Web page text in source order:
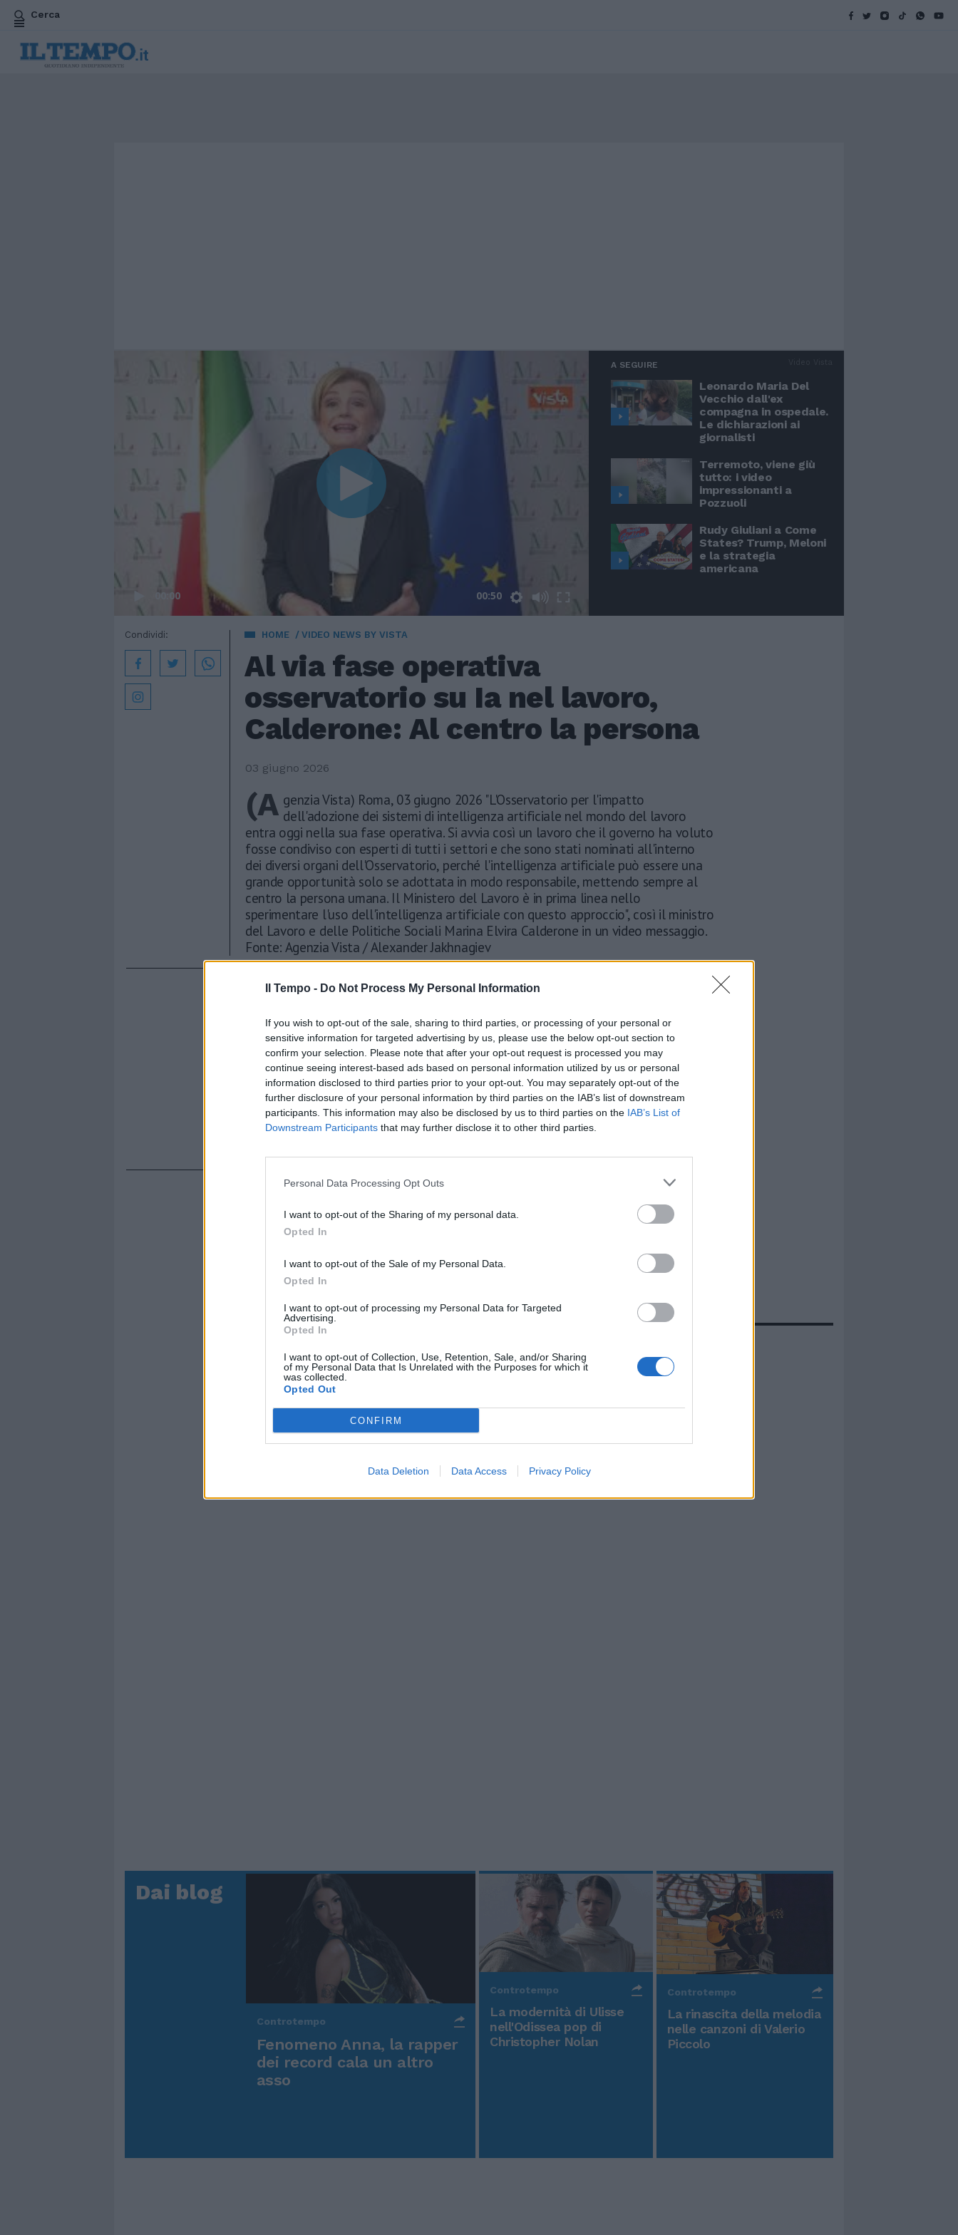
Il Tempo - Do Not Process My Personal Information
If you wish to opt-out of the sale, sharing to third parties, or processing of your personal or
sensitive information for targeted advertising by us, please use the below opt-out section to
confirm your selection. Please note that after your opt-out request is processed you may
continue seeing interest-based ads based on personal information utilized by us or personal
information disclosed to third parties prior to your opt-out. You may separately opt-out of the
further disclosure of your personal information by third parties on the IAB’s list of downstream
participants. This information may also be disclosed by us to third parties on the IAB’s List of
Downstream Participants that may further disclose it to other third parties.
Personal Data Processing Opt Outs
I want to opt-out of the Sharing of my personal data.
Opted In
I want to opt-out of the Sale of my Personal Data.
Opted In
I want to opt-out of processing my Personal Data for Targeted
Advertising.
Opted In
I want to opt-out of Collection, Use, Retention, Sale, and/or Sharing
of my Personal Data that Is Unrelated with the Purposes for which it
was collected.
Opted Out
CONFIRM
Data Deletion Data Access Privacy Policy
Cerca
00:00 00:50
A SEGUIRE
Leonardo Maria Del
Vecchio dall'ex
compagna in ospedale.
Le dichiarazioni ai
giornalisti
Terremoto, viene giù
tutto: i video
impressionanti a
Pozzuoli
Rudy Giuliani a Come
States? Trump, Meloni
e la strategia
americana
HOME VIDEO NEWS BY VISTA
Al via fase operativa
osservatorio su Ia nel lavoro,
Calderone: Al centro la persona
03 giugno 2026
Condividi:
(A genzia Vista) Roma, 03 giugno 2026 "L'Osservatorio per l'impatto
dell'adozione dei sistemi di intelligenza artificiale nel mondo del lavoro
entra oggi nella sua fase operativa. Si avvia così un lavoro che il governo ha voluto
fosse condiviso con esperti di tutti i settori e che sono stati nominati all'interno
dei diversi organi dell'Osservatorio, perché l'intelligenza artificiale può essere una
grande opportunità solo se adottata in modo responsabile, mettendo sempre al
centro la persona umana. Il Ministero del Lavoro è in prima linea nello
sperimentare l'uso dell'intelligenza artificiale con questo approccio", così il ministro
del Lavoro e delle Politiche Sociali Marina Elvira Calderone in un video messaggio.
Fonte: Agenzia Vista / Alexander Jakhnagiev
Dai blog
Controtempo
Fenomeno Anna, la rapper
dei record cala un altro
asso
Controtempo
La modernità di Ulisse
nell'Odissea pop di
Christopher Nolan
Controtempo
La rinascita della melodia
nelle canzoni di Valerio
Piccolo